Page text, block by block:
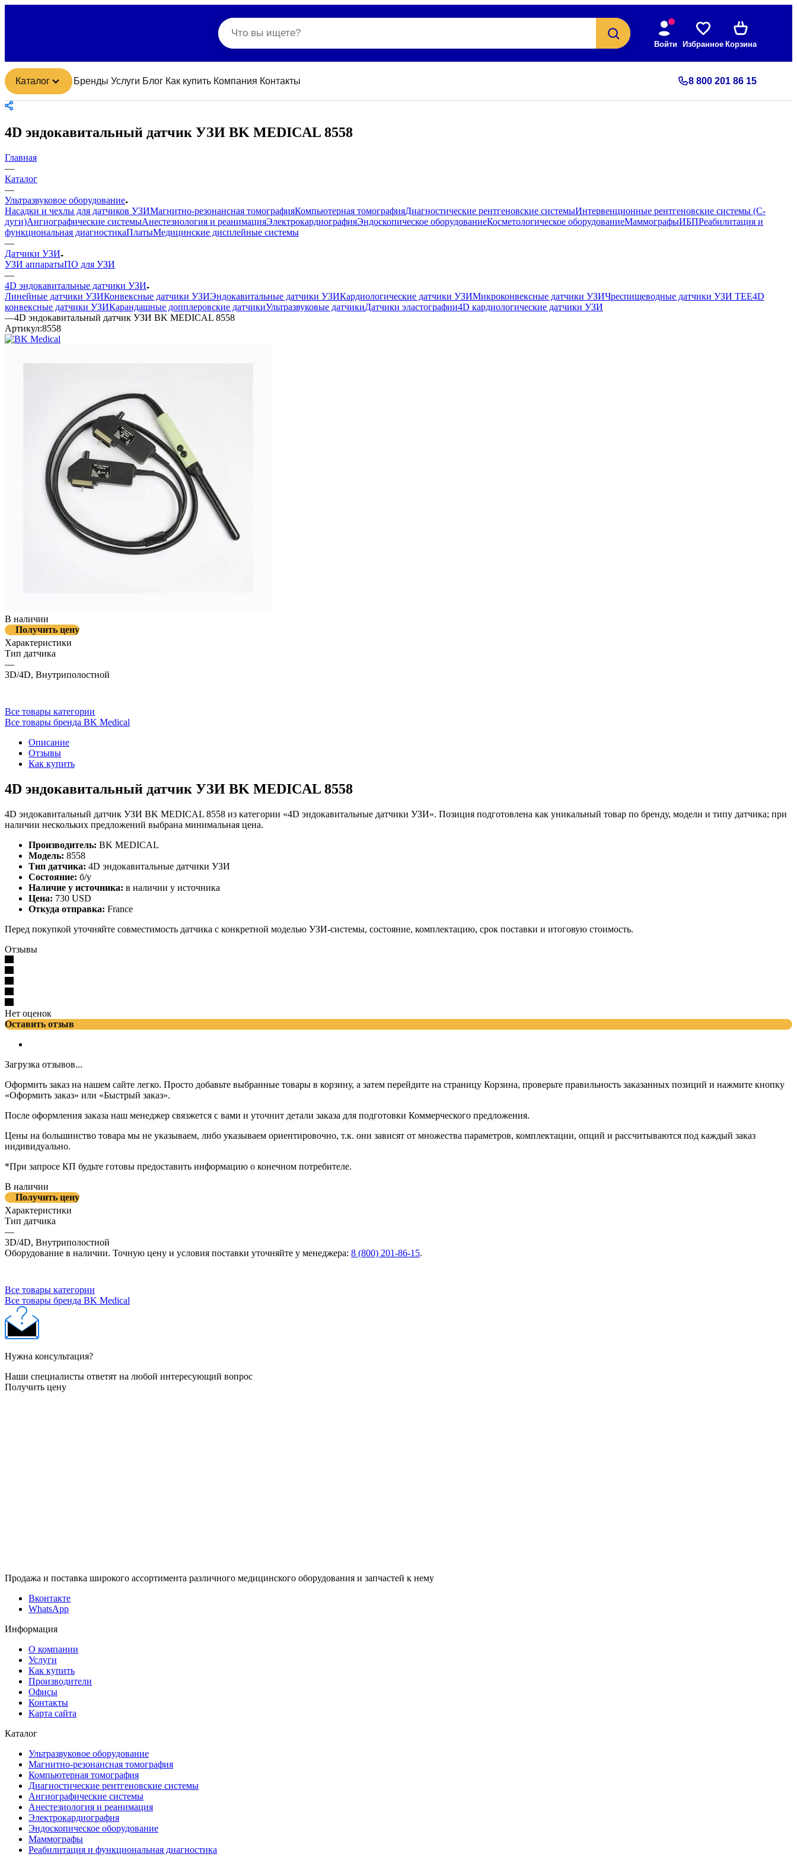
Войти Избранное Корзина
Каталог Бренды Услуги Блог Как купить Компания Контакты 8 800 201 86 15
4D эндокавитальный датчик УЗИ BK MEDICAL 8558
Главная
—
Каталог
—
Ультразвуковое оборудование
Насадки и чехлы для датчиков УЗИМагнитно-резонансная томографияКомпьютерная томографияДиагностические рентгеновские системыИнтервенционные рентгеновские системы (С-
дуги)Ангиографические системыАнестезиология и реанимацияЭлектрокардиографияЭндоскопическое оборудованиеКосметологическое оборудованиеМаммографыИБПРеабилитация и
функциональная диагностикаПлатыМедицинские дисплейные системы
—
Датчики УЗИ
УЗИ аппаратыПО для УЗИ
—
4D эндокавитальные датчики УЗИ
Линейные датчики УЗИКонвексные датчики УЗИЭндокавитальные датчики УЗИКардиологические датчики УЗИМикроконвексные датчики УЗИЧреспищеводные датчики УЗИ TEE4D
конвексные датчики УЗИКарандашные допплеровские датчикиУльтразвуковые датчикиДатчики эластографии4D кардиологические датчики УЗИ
—4D эндокавитальный датчик УЗИ BK MEDICAL 8558
Артикул:8558
В наличии
Получить цену
Характеристики
Тип датчика
—
3D/4D, Внутриполостной
Все товары категории
Все товары бренда BK Medical
Описание
Отзывы
Как купить
4D эндокавитальный датчик УЗИ BK MEDICAL 8558
4D эндокавитальный датчик УЗИ BK MEDICAL 8558 из категории «4D эндокавитальные датчики УЗИ». Позиция подготовлена как уникальный товар по бренду, модели и типу датчика; при
наличии нескольких предложений выбрана минимальная цена.
Производитель: BK MEDICAL
Модель: 8558
Тип датчика: 4D эндокавитальные датчики УЗИ
Состояние: б/у
Наличие у источника: в наличии у источника
Цена: 730 USD
Откуда отправка: France
Перед покупкой уточняйте совместимость датчика с конкретной моделью УЗИ-системы, состояние, комплектацию, срок поставки и итоговую стоимость.
Отзывы
Нет оценок
Оставить отзыв
Загрузка отзывов...
Оформить заказ на нашем сайте легко. Просто добавьте выбранные товары в корзину, а затем перейдите на страницу Корзина, проверьте правильность заказанных позиций и нажмите кнопку
«Оформить заказ» или «Быстрый заказ».
После оформления заказа наш менеджер связжется с вами и уточнит детали заказа для подготовки Коммерческого предложения.
Цены на большинство товара мы не указываем, либо указываем ориентировочно, т.к. они зависят от множества параметров, комплектации, опций и рассчитываются под каждый заказ
индивидуально.
*При запросе КП будьте готовы предоставить информацию о конечном потребителе.
В наличии
Получить цену
Характеристики
Тип датчика
—
3D/4D, Внутриполостной
Оборудование в наличии. Точную цену и условия поставки уточняйте у менеджера: 8 (800) 201-86-15.
Все товары категории
Все товары бренда BK Medical
Нужна консультация?
Наши специалисты ответят на любой интересующий вопрос
Получить цену
Продажа и поставка широкого ассортимента различного медицинского оборудования и запчастей к нему
Вконтакте
WhatsApp
Информация
О компании
Услуги
Как купить
Производители
Офисы
Контакты
Карта сайта
Каталог
Ультразвуковое оборудование
Магнитно-резонансная томография
Компьютерная томография
Диагностические рентгеновские системы
Ангиографические системы
Анестезиология и реанимация
Электрокардиография
Эндоскопическое оборудование
Маммографы
Реабилитация и функциональная диагностика